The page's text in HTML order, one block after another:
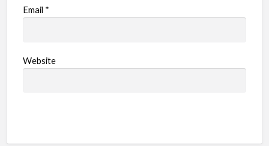
Email *
Website